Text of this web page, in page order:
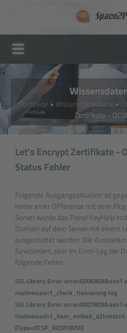
Startseite Wissensdatenbank
Zertifikate -
Let's Encrypt Zertifikate -
Status Fehler
Folgende Ausgangssituation ist
hinter einer OPNsense mit dem
Server wurde das Panel KeyHelp
Domain auf dem Server mit einem
ausgestattet werden. Die
funktioniert, aber im Error-Log der
folgende Fehler:
SSL Library Error: error:0D0680A8:asn1
routines:asn1_check_tlen:wrong tag
SSL Library Error: error:0D07803A:asn1
routines:asn1_item_embed_d2i:nested
(Type=OCSP_RESPONSE)